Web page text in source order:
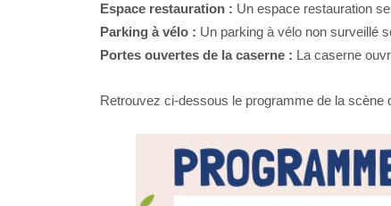
Espace restauration : Un espace restauration
Parking à vélo : Un parking à vélo non surveillé
Portes ouvertes de la caserne : La caserne
Retrouvez ci-dessous le programme de la scène